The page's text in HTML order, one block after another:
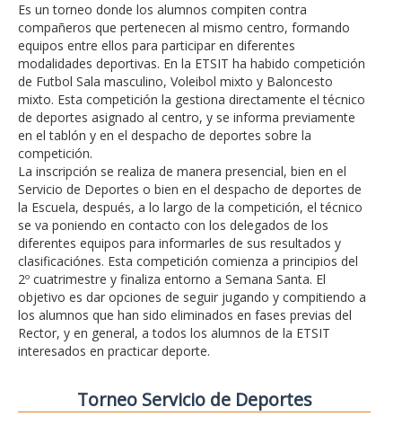
Es un torneo donde los alumnos compiten contra
compañeros que pertenecen al mismo centro, formando
equipos entre ellos para participar en diferentes
modalidades deportivas. En la ETSIT ha habido competición
de Futbol Sala masculino, Voleibol mixto y Baloncesto
mixto. Esta competición la gestiona directamente el técnico
de deportes asignado al centro, y se informa previamente
en el tablón y en el despacho de deportes sobre la
competición.
La inscripción se realiza de manera presencial, bien en el
Servicio de Deportes o bien en el despacho de deportes de
la Escuela, después, a lo largo de la competición, el técnico
se va poniendo en contacto con los delegados de los
diferentes equipos para informarles de sus resultados y
clasificaciónes. Esta competición comienza a principios del
2º cuatrimestre y finaliza entorno a Semana Santa. El
objetivo es dar opciones de seguir jugando y compitiendo a
los alumnos que han sido eliminados en fases previas del
Rector, y en general, a todos los alumnos de la ETSIT
interesados en practicar deporte.
Torneo Servicio de Deportes